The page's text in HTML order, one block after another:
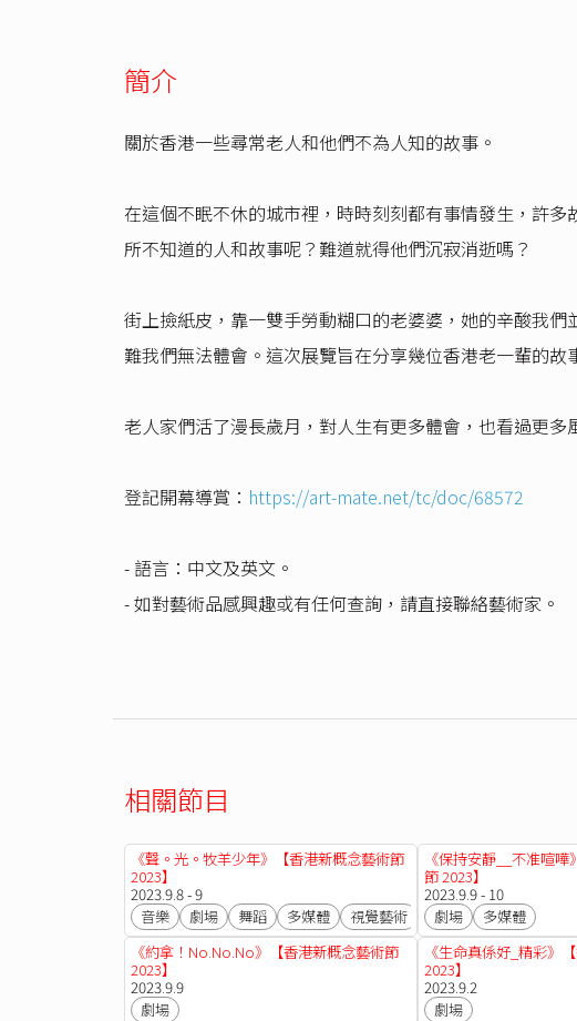
簡介
關於香港一些尋常老人和他們不為人知的故事。
在這個不眠不休的城市裡，時時刻刻都有事情發生，許
所不知道的人和故事呢？難道就得他們沉寂消逝嗎？
街上撿紙皮，靠一雙手勞動糊口的老婆婆，她的辛酸我
難我們無法體會。這次展覽旨在分享幾位香港老一輩的故
老人家們活了漫長歲月，對人生有更多體會，也看過更多
登記開幕導賞： https://art-mate.net/tc/doc/68572
- 語言：中文及英文。
- 如對藝術品感興趣或有任何查詢，請直接聯絡藝術家。
相關節目
《聲。光。牧羊少年》【香港新概念藝術節
2023】
2023.9.8 - 9
音樂
劇場 舞蹈 多媒體 視覺藝術
《保持安靜__不准喧
節 2023】
2023.9.9 - 10
劇場
多媒體
《約拿！No.No.No》【香港新概念藝術節
2023】
2023.9.9
劇場
《生命真係好_精彩》
2023】
2023.9.2
劇場